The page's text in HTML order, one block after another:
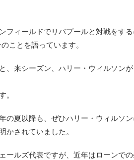
フィールドでリバプールと対戦をす
ことを語っています。
、来シーズン、ハリー・ウィルソン
。
の夏以降も、ぜひハリー・ウィルソ
かされていました。
ールズ代表ですが、近年はローンでの